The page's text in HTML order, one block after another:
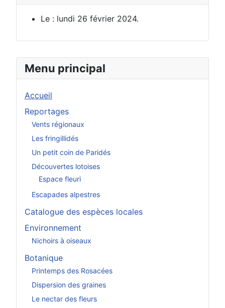
Menu principal
Accueil
Reportages
Vents régionaux
Les fringillidés
Un petit coin de Paridés
Découvertes lotoises
Espace fleuri
Escapades alpestres
Catalogue des espèces locales
Environnement
Nichoirs à oiseaux
Botanique
Printemps des Rosacées
Dispersion des graines
Le nectar des fleurs
Le : lundi 26 février 2024.